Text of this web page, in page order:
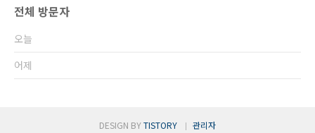
전체 방문자
오늘
어제
DESIGN BYTISTORY 관리자